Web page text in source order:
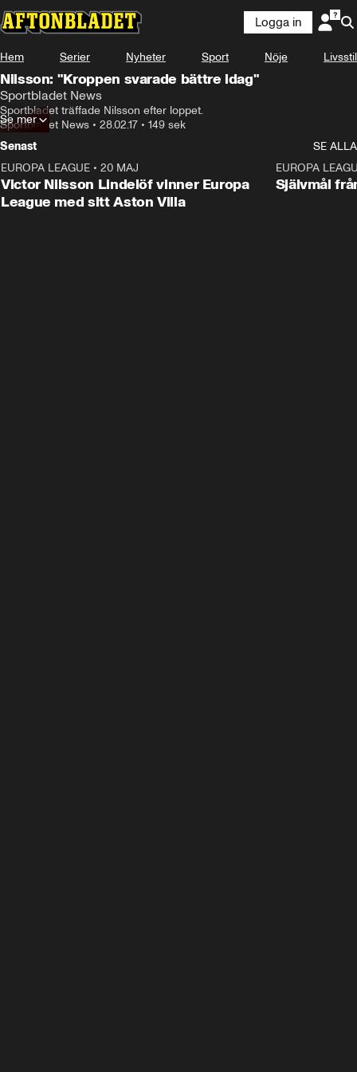
Logga in
Hem Serier Nyheter Sport Nöje Livsstil
Nilsson: "Kroppen svarade bättre idag"
Sportbladet News
Sportbladet träffade Nilsson efter loppet.
Sportbladet News • 28.02.17 • 149 sek
Se mer
Senast
SE ALLA
EUROPA LEAGUE • 20 MAJ
Victor Nilsson Lindelöf vinner Europa
League med sitt Aston Villa
EUROPA
Självmål